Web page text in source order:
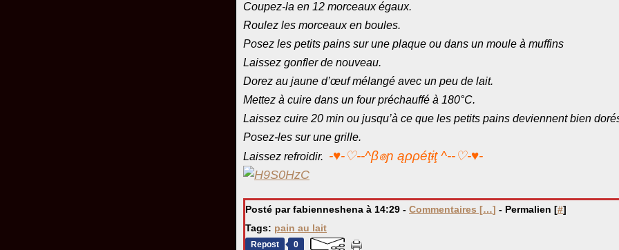
Coupez-la en 12 morceaux égaux.
Roulez les morceaux en boules.
Posez les petits pains sur une plaque ou dans un moule à muffins
Laissez gonfler de nouveau.
Dorez au jaune d’œuf mélangé avec un peu de lait.
Mettez à cuire dans un four préchauffé à 180°C.
Laissez cuire 20 min ou jusqu’à ce que les petits pains deviennent bien
Posez-les sur une grille.
Laissez refroidir. -♥-♡--^β๏ɲ ąρρéţɨţ ^--♡-♥-
Posté par fabienneshena à 14:29 - Commentaires […] - Permalien [#]
Tags: pain au lait
Repost 0